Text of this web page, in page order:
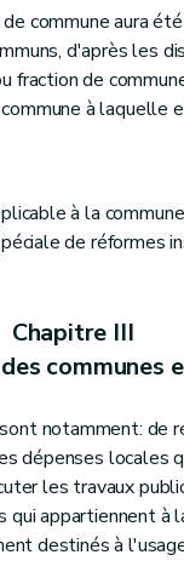
et le pacte
commune aura
d'après les
fraction de
à laquelle
à la
de
Chapitre III
communes
notamment: de
dépenses locales
les travaux
appartiennent à
destinés à